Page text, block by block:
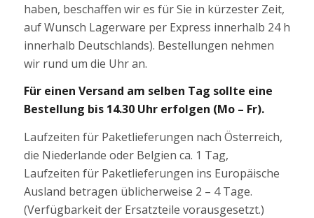
haben, beschaffen wir es für Sie in kürzester Zeit,
auf Wunsch Lagerware per Express innerhalb 24 h
innerhalb Deutschlands). Bestellungen nehmen
wir rund um die Uhr an.
Für einen Versand am selben Tag sollte eine
Bestellung bis 14.30 Uhr erfolgen (Mo – Fr).
Laufzeiten für Paketlieferungen nach Österreich,
die Niederlande oder Belgien ca. 1 Tag,
Laufzeiten für Paketlieferungen ins Europäische
Ausland betragen üblicherweise 2 – 4 Tage.
(Verfügbarkeit der Ersatzteile vorausgesetzt.)